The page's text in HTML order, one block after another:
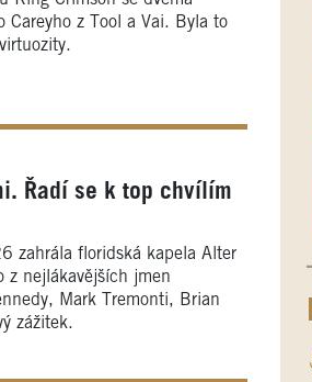
Careyho z Tool a Vai. Byla to
Řadí se k top chvílím
zahrála floridská kapela Alter
z nejlákavějších jmen
Mark Tremonti, Brian
zážitek.